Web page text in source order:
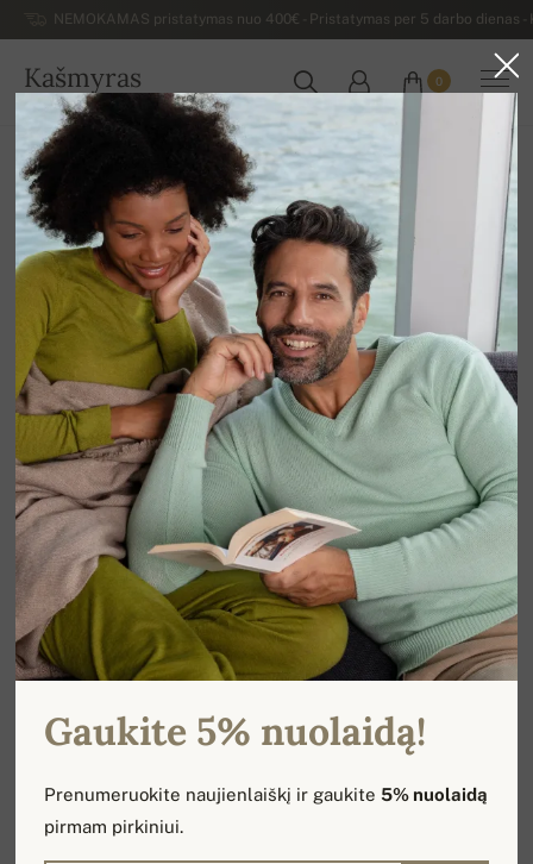
NEMOKAMAS pristatymas nuo 400€ - Pristatymas per 5 darbo dienas
Kašmyras
LIETUVA
0
Atgal Kiti kašmyro rūbai
Gaukite 5% nuolaidą!
Prenumeruokite naujienlaiškį ir gaukite5% nuolaidą
pirmam pirkiniui.